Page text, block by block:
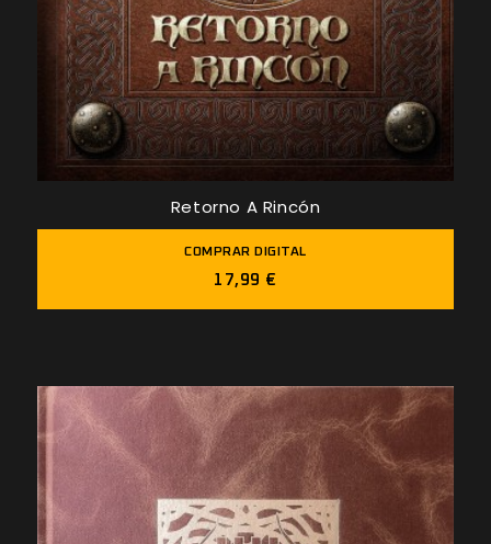
Retorno A Rincón
COMPRAR DIGITAL
17,99 €